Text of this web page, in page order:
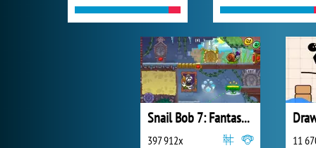
Snail Bob 7: Fantasy Story
397 912x 11